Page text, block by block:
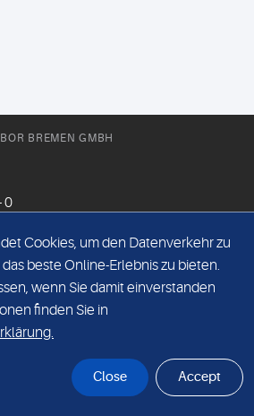
BREMEN GMBH
0
Cookies, um den Datenverkehr zu
beste Online-Erlebnis zu bieten.
wenn Sie damit einverstanden
finden Sie in
Close Accept